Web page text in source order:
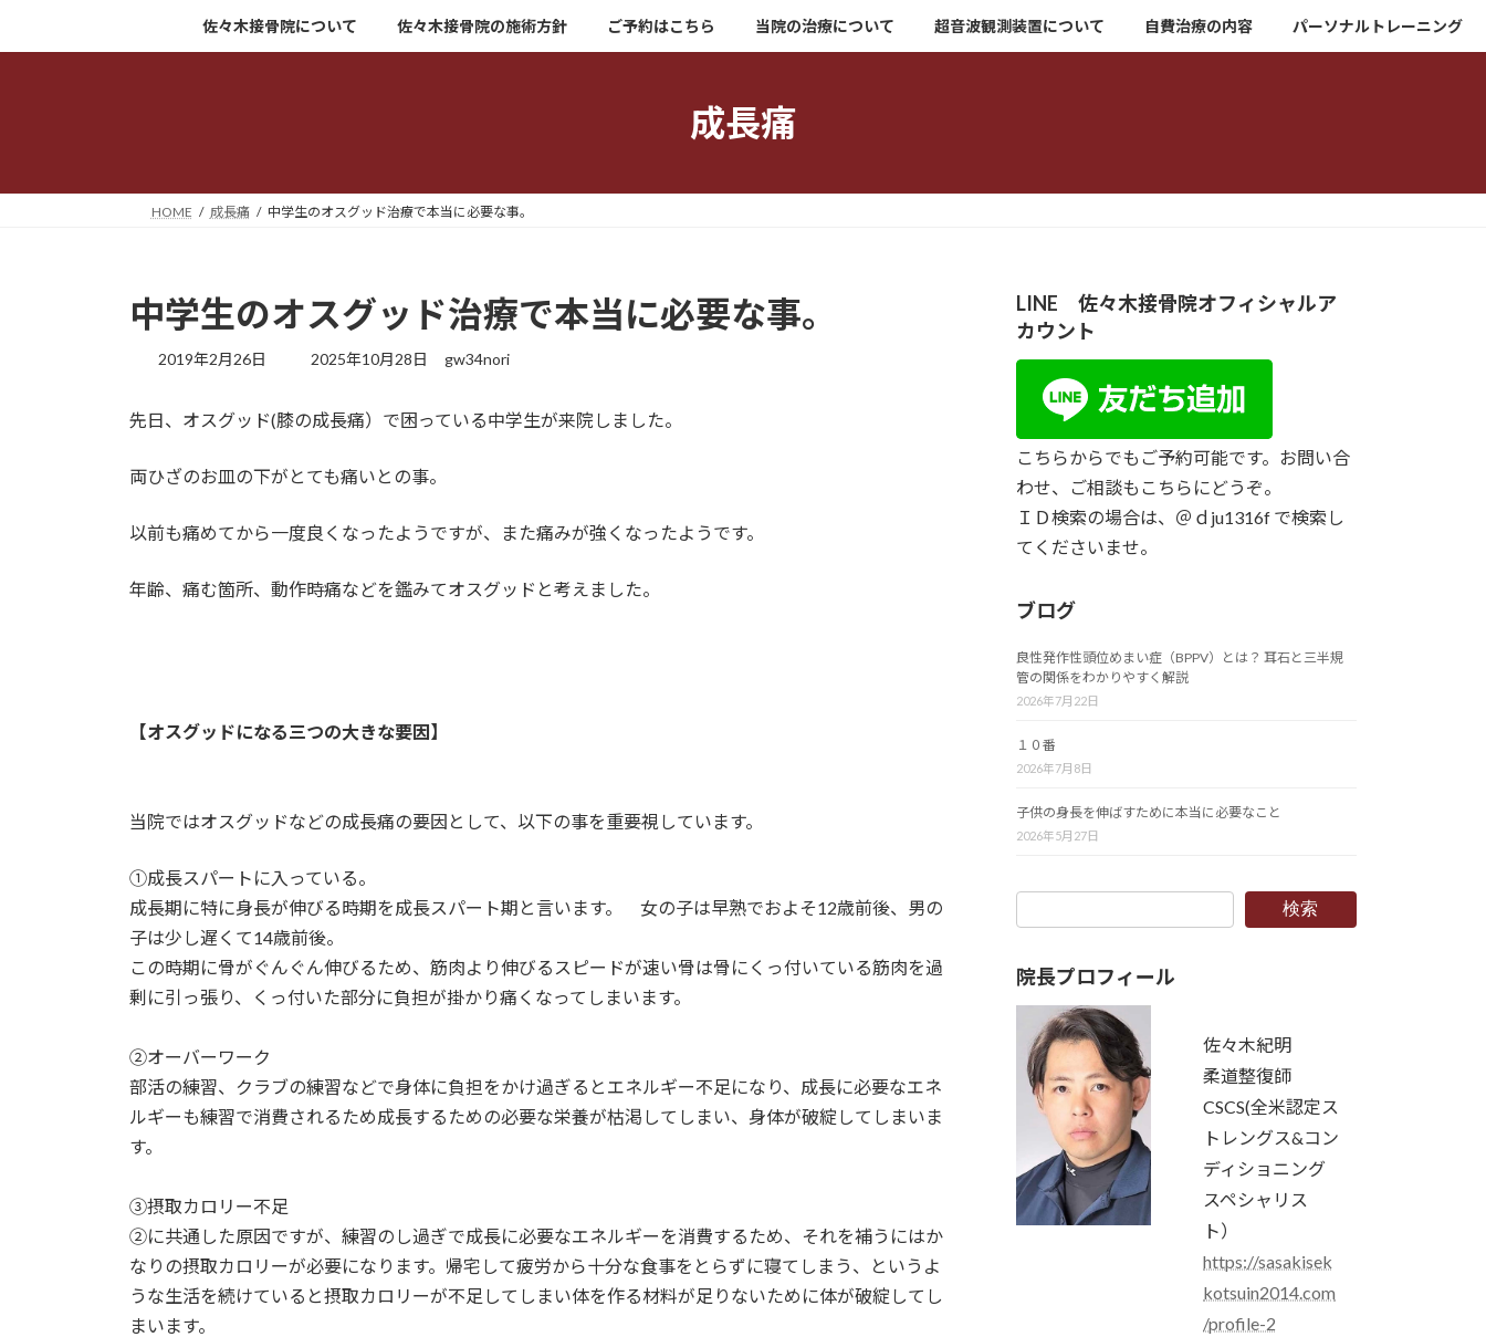
キ
に
佐々木接骨院について 佐々木接骨院の施術方針 ご予約はこちら 当院の治療について 超音波観測装置について 自費治療の内容 パーソナルトレーニング
成長痛
HOME 成長痛 中学生のオスグッド治療で本当に必要な事。
中学生のオスグッド治療で本当に必要な事。
2019年2月26日
最
新
時
:
2025年10月28日 gw34nori
先日、オスグッド(膝の成長痛）で困っている中学生が来院しました。
両ひざのお皿の下がとても痛いとの事。
以前も痛めてから一度良くなったようですが、また痛みが強くなったようです。
年齢、痛む箇所、動作時痛などを鑑みてオスグッドと考えました。
【オスグッドになる三つの大きな要因】
当院ではオスグッドなどの成長痛の要因として、以下の事を重要視しています。
①成長スパートに入っている。
成長期に特に身長が伸びる時期を成長スパート期と言います。 女の子は早熟でおよそ12歳前後、男の
子は少し遅くて14歳前後。
この時期に骨がぐんぐん伸びるため、筋肉より伸びるスピードが速い骨は骨にくっ付いている筋肉を過
剰に引っ張り、くっ付いた部分に負担が掛かり痛くなってしまいます。
②オーバーワーク
部活の練習、クラブの練習などで身体に負担をかけ過ぎるとエネルギー不足になり、成長に必要なエネ
ルギーも練習で消費されるため成長するための必要な栄養が枯渇してしまい、身体が破綻してしまいま
す。
③摂取カロリー不足
②に共通した原因ですが、練習のし過ぎで成長に必要なエネルギーを消費するため、それを補うにはか
なりの摂取カロリーが必要になります。帰宅して疲労から十分な食事をとらずに寝てしまう、というよ
うな生活を続けていると摂取カロリーが不足してしまい体を作る材料が足りないために体が破綻してし
まいます。
LINE 佐々木接骨院オフィシャルア
カウント
こちらからでもご予約可能です。お問い合
わせ、ご相談もこちらにどうぞ。
ＩＤ検索の場合は、＠ｄju1316f で検索し
てくださいませ。
ブログ
良性発作性頭位めまい症（BPPV）とは？ 耳石と三半規
管の関係をわかりやすく解説
2026年7月22日
１０番
2026年7月8日
子供の身長を伸ばすために本当に必要なこと
2026年5月27日
検索
院長プロフィール
佐々木紀明
柔道整復師
CSCS(全米認定ス
トレングス&コン
ディショニング
スペシャリス
ト）
https://sasakisek
kotsuin2014.com
/profile-2